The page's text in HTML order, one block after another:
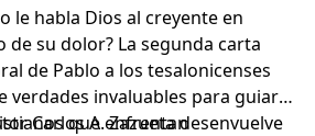
le habla Dios al creyente en
de su dolor? La segunda carta
de Pablo a los tesalonicenses
verdades invaluables para guiar a
que enfrentan
Carlos A. Zazueta desenvuelve